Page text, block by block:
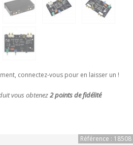
connectez-vous pour en laisser un !
vous obtenez2points de fidélité
Référence : 18508